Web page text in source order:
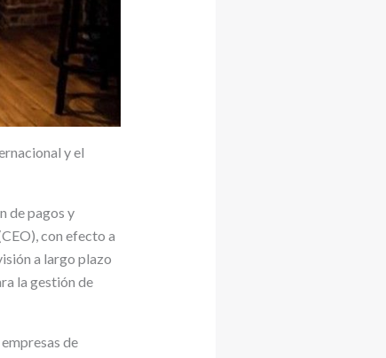
y el
de pagos y
con efecto a
a largo plazo
la gestión de
de